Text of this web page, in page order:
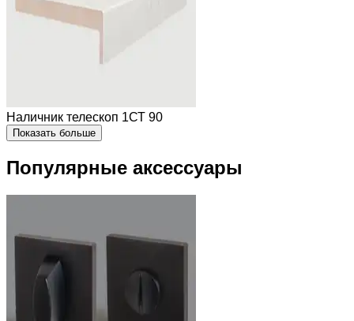
Наличник телескоп 1СТ 90
Показать больше
Популярные аксессуары